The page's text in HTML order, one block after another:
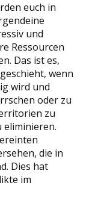
euch in
und
Ressourcen
Das ist es,
wenn
wird und
oder zu
zu
die in
Dies hat
im